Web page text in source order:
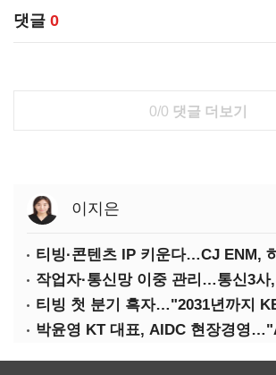
댓글 0
0/0 댓글 더보기
이지은